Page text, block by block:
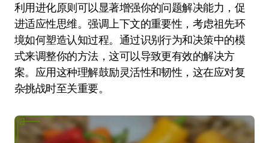
利用进化原则可以显著增强你的问题解决能力，促
进适应性思维。强调上下文的重要性，考虑祖先环
境如何塑造认知过程。通过识别行为和决策中的模
式来调整你的方法，这可以导致更有效的解决方
案。应用这种理解鼓励灵活性和韧性，这在应对复
杂挑战时至关重要。